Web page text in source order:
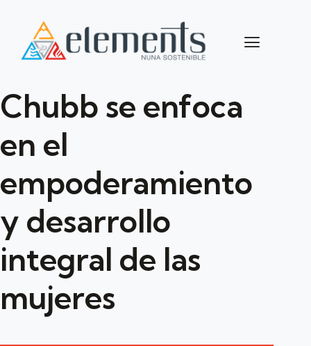
Chubb se enfoca
en el
empoderamiento
y desarrollo
integral de las
mujeres